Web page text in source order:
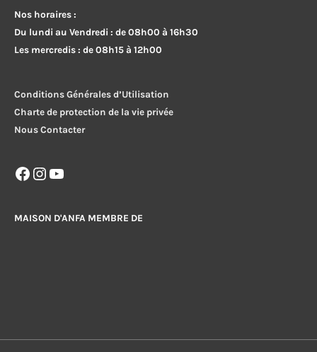
Nos horaires :
Du lundi au Vendredi : de 08h00 à 16h30
Les mercredis : de 08h15 à 12h00
Conditions Générales d’Utilisation
Charte de protection de la vie privée
Nous Contacter
Facebook
Instagram
YouTube
MAISON D'ANFA MEMBRE DE